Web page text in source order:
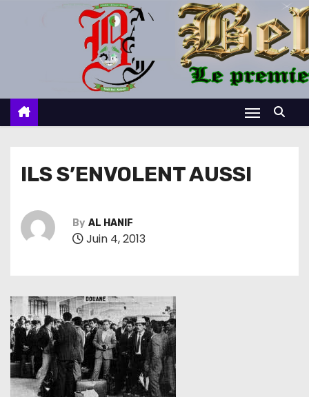
c
ILS S’ENVOLENT AUSSI
By AL HANIF
Juin 4, 2013